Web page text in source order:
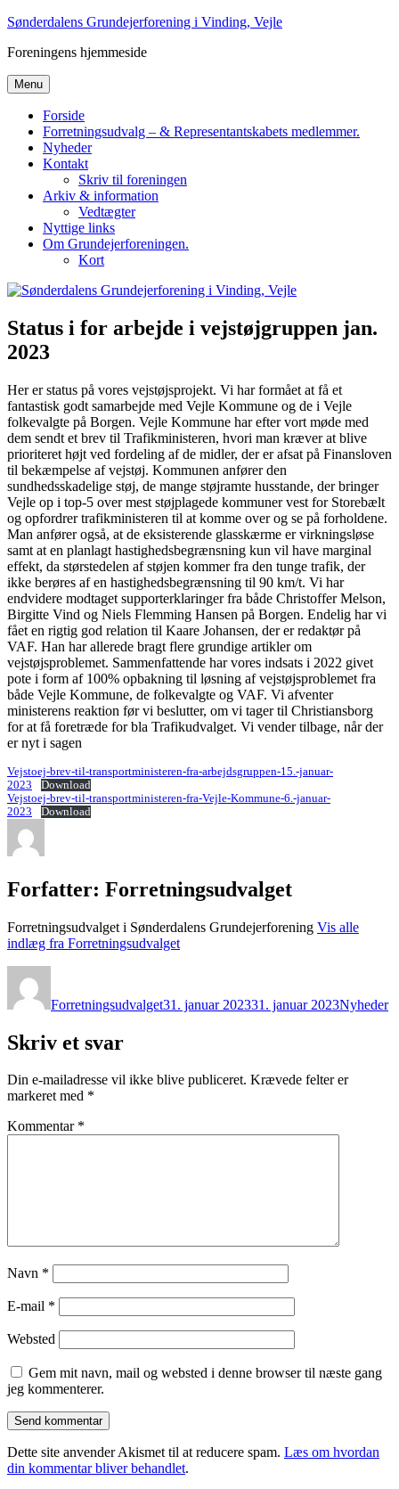
Videre
indhold
Sønderdalens Grundejerforening i Vinding, Vejle
Foreningens hjemmeside
Menu
Forside
Forretningsudvalg – & Representantskabets medlemmer.
Nyheder
Kontakt
Skriv til foreningen
Arkiv & information
Vedtægter
Nyttige links
Om Grundejerforeningen.
Kort
Status i for arbejde i vejstøjgruppen jan.
2023
Her er status på vores vejstøjsprojekt. Vi har formået at få et
fantastisk godt samarbejde med Vejle Kommune og de i Vejle
folkevalgte på Borgen. Vejle Kommune har efter vort møde med
dem sendt et brev til Trafikministeren, hvori man kræver at blive
prioriteret højt ved fordeling af de midler, der er afsat på Finansloven
til bekæmpelse af vejstøj. Kommunen anfører den
sundhedsskadelige støj, de mange støjramte husstande, der bringer
Vejle op i top-5 over mest støjplagede kommuner vest for Storebælt
og opfordrer trafikministeren til at komme over og se på forholdene.
Man anfører også, at de eksisterende glasskærme er virkningsløse
samt at en planlagt hastighedsbegrænsning kun vil have marginal
effekt, da størstedelen af støjen kommer fra den tunge trafik, der
ikke berøres af en hastighedsbegrænsning til 90 km/t. Vi har
endvidere modtaget supporterklaringer fra både Christoffer Melson,
Birgitte Vind og Niels Flemming Hansen på Borgen. Endelig har vi
fået en rigtig god relation til Kaare Johansen, der er redaktør på
VAF. Han har allerede bragt flere grundige artikler om
vejstøjsproblemet. Sammenfattende har vores indsats i 2022 givet
pote i form af 100% opbakning til løsning af vejstøjsproblemet fra
både Vejle Kommune, de folkevalgte og VAF. Vi afventer
ministerens reaktion før vi beslutter, om vi tager til Christiansborg
for at få foretræde for bla Trafikudvalget. Vi vender tilbage, når der
er nyt i sagen
Vejstoej-brev-til-transportministeren-fra-arbejdsgruppen-15.-januar-
2023
Download
Vejstoej-brev-til-transportministeren-fra-Vejle-Kommune-6.-januar-
2023
Download
Forfatter: Forretningsudvalget
Forretningsudvalget i Sønderdalens Grundejerforening Vis alle
indlæg fra Forretningsudvalget
Forretningsudvalget31. januar 202331. januar 2023Nyheder
Skriv et svar
Din e-mailadresse vil ikke blive publiceret. Krævede felter er
markeret med *
Kommentar *
Navn *
E-mail *
Websted
Gem mit navn, mail og websted i denne browser til næste gang
jeg kommenterer.
Dette site anvender Akismet til at reducere spam. Læs om hvordan
din kommentar bliver behandlet.